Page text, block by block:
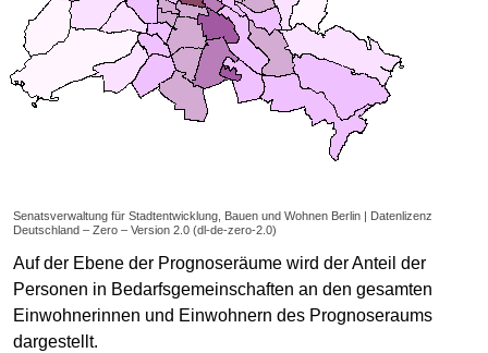
Senatsverwaltung für Stadtentwicklung, Bauen und Wohnen Berlin | Datenlizenz
Deutschland – Zero – Version 2.0 (dl-de-zero-2.0)
Auf der Ebene der Prognoseräume wird der Anteil der
Personen in Bedarfsgemeinschaften an den gesamten
Einwohnerinnen und Einwohnern des Prognoseraums
dargestellt.